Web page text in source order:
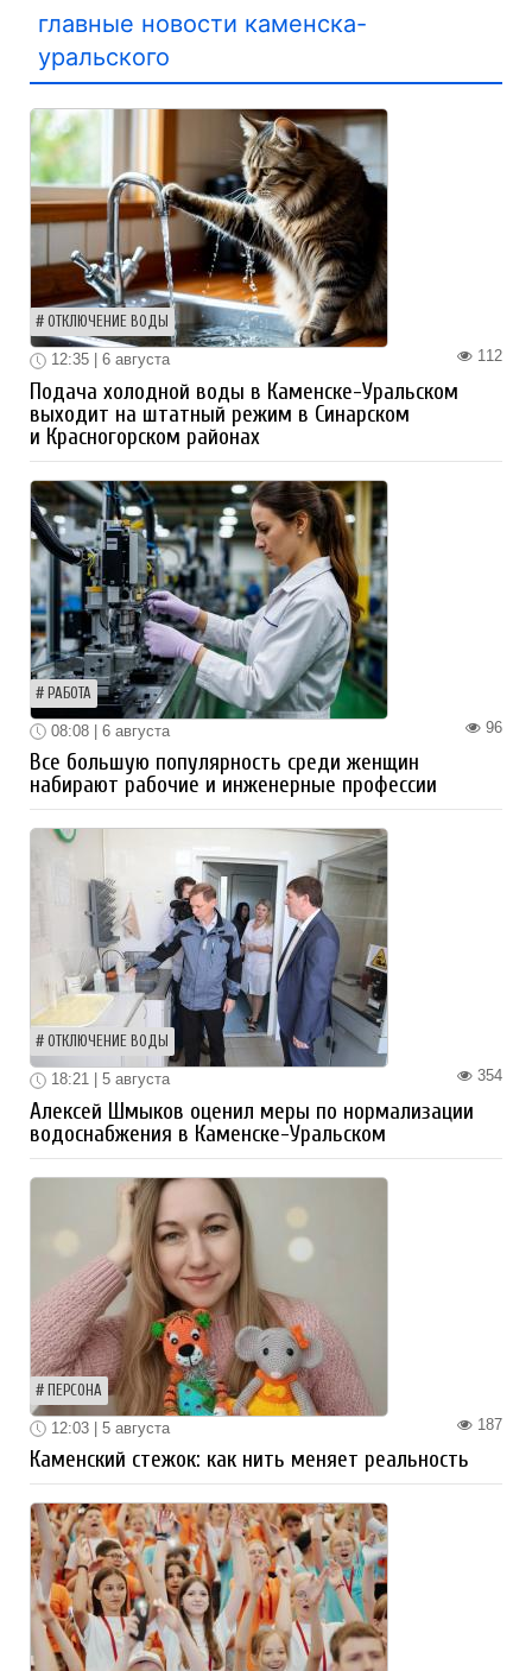
главные новости каменска-
уральского
ОТКЛЮЧЕНИЕ ВОДЫ
112
12:35 | 6 августа
Подача холодной воды в Каменске-Уральском
выходит на штатный режим в Синарском
и Красногорском районах
РАБОТА
96
08:08 | 6 августа
Все большую популярность среди женщин
набирают рабочие и инженерные профессии
ОТКЛЮЧЕНИЕ ВОДЫ
354
18:21 | 5 августа
Алексей Шмыков оценил меры по нормализации
водоснабжения в Каменске-Уральском
ПЕРСОНА
187
12:03 | 5 августа
Каменский стежок: как нить меняет реальность